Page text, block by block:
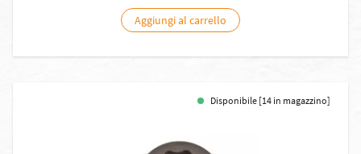
Aggiungi al carrello
Disponibile [14 in magazzino]